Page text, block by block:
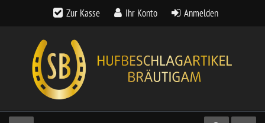
Zur Kasse Ihr Konto Anmelden